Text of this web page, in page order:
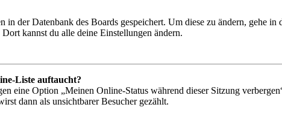
der Datenbank des Boards gespeichert. Um diese zu ändern, gehe
kannst du alle deine Einstellungen ändern.
Liste auftaucht?
eine Option „Meinen Online-Status während dieser Sitzung
dann als unsichtbarer Besucher gezählt.